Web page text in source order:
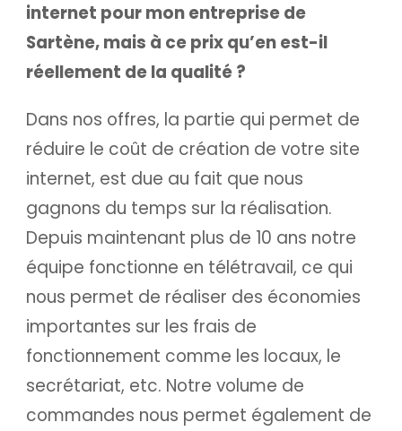
internet pour mon entreprise de
Sartène, mais à ce prix qu’en est-il
réellement de la qualité ?
Dans nos offres, la partie qui permet de
réduire le coût de création de votre site
internet, est due au fait que nous
gagnons du temps sur la réalisation.
Depuis maintenant plus de 10 ans notre
équipe fonctionne en télétravail, ce qui
nous permet de réaliser des économies
importantes sur les frais de
fonctionnement comme les locaux, le
secrétariat, etc. Notre volume de
commandes nous permet également de